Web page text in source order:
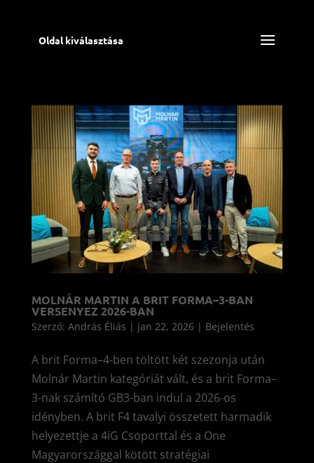
Oldal kiválasztása
MOLNÁR MARTIN A BRIT FORMA–3-BAN
VERSENYEZ 2026-BAN
Szerző: András Éliás | jan 22, 2026| Bejelentés
A brit Forma–4-ben töltött két szezonja után
Molnár Martin kategóriát vált, és a brit Forma–
3-nak számító GB3-ban indul a 2026-os
idényben. A brit F4 tavalyi összetett harmadik
helyezettje a 4iG Csoporttal és a One
Magyarországgal kötött stratégiai